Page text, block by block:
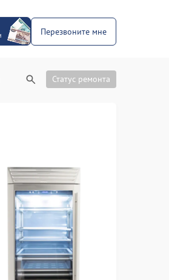
Перезвоните мне
Статус ремонта